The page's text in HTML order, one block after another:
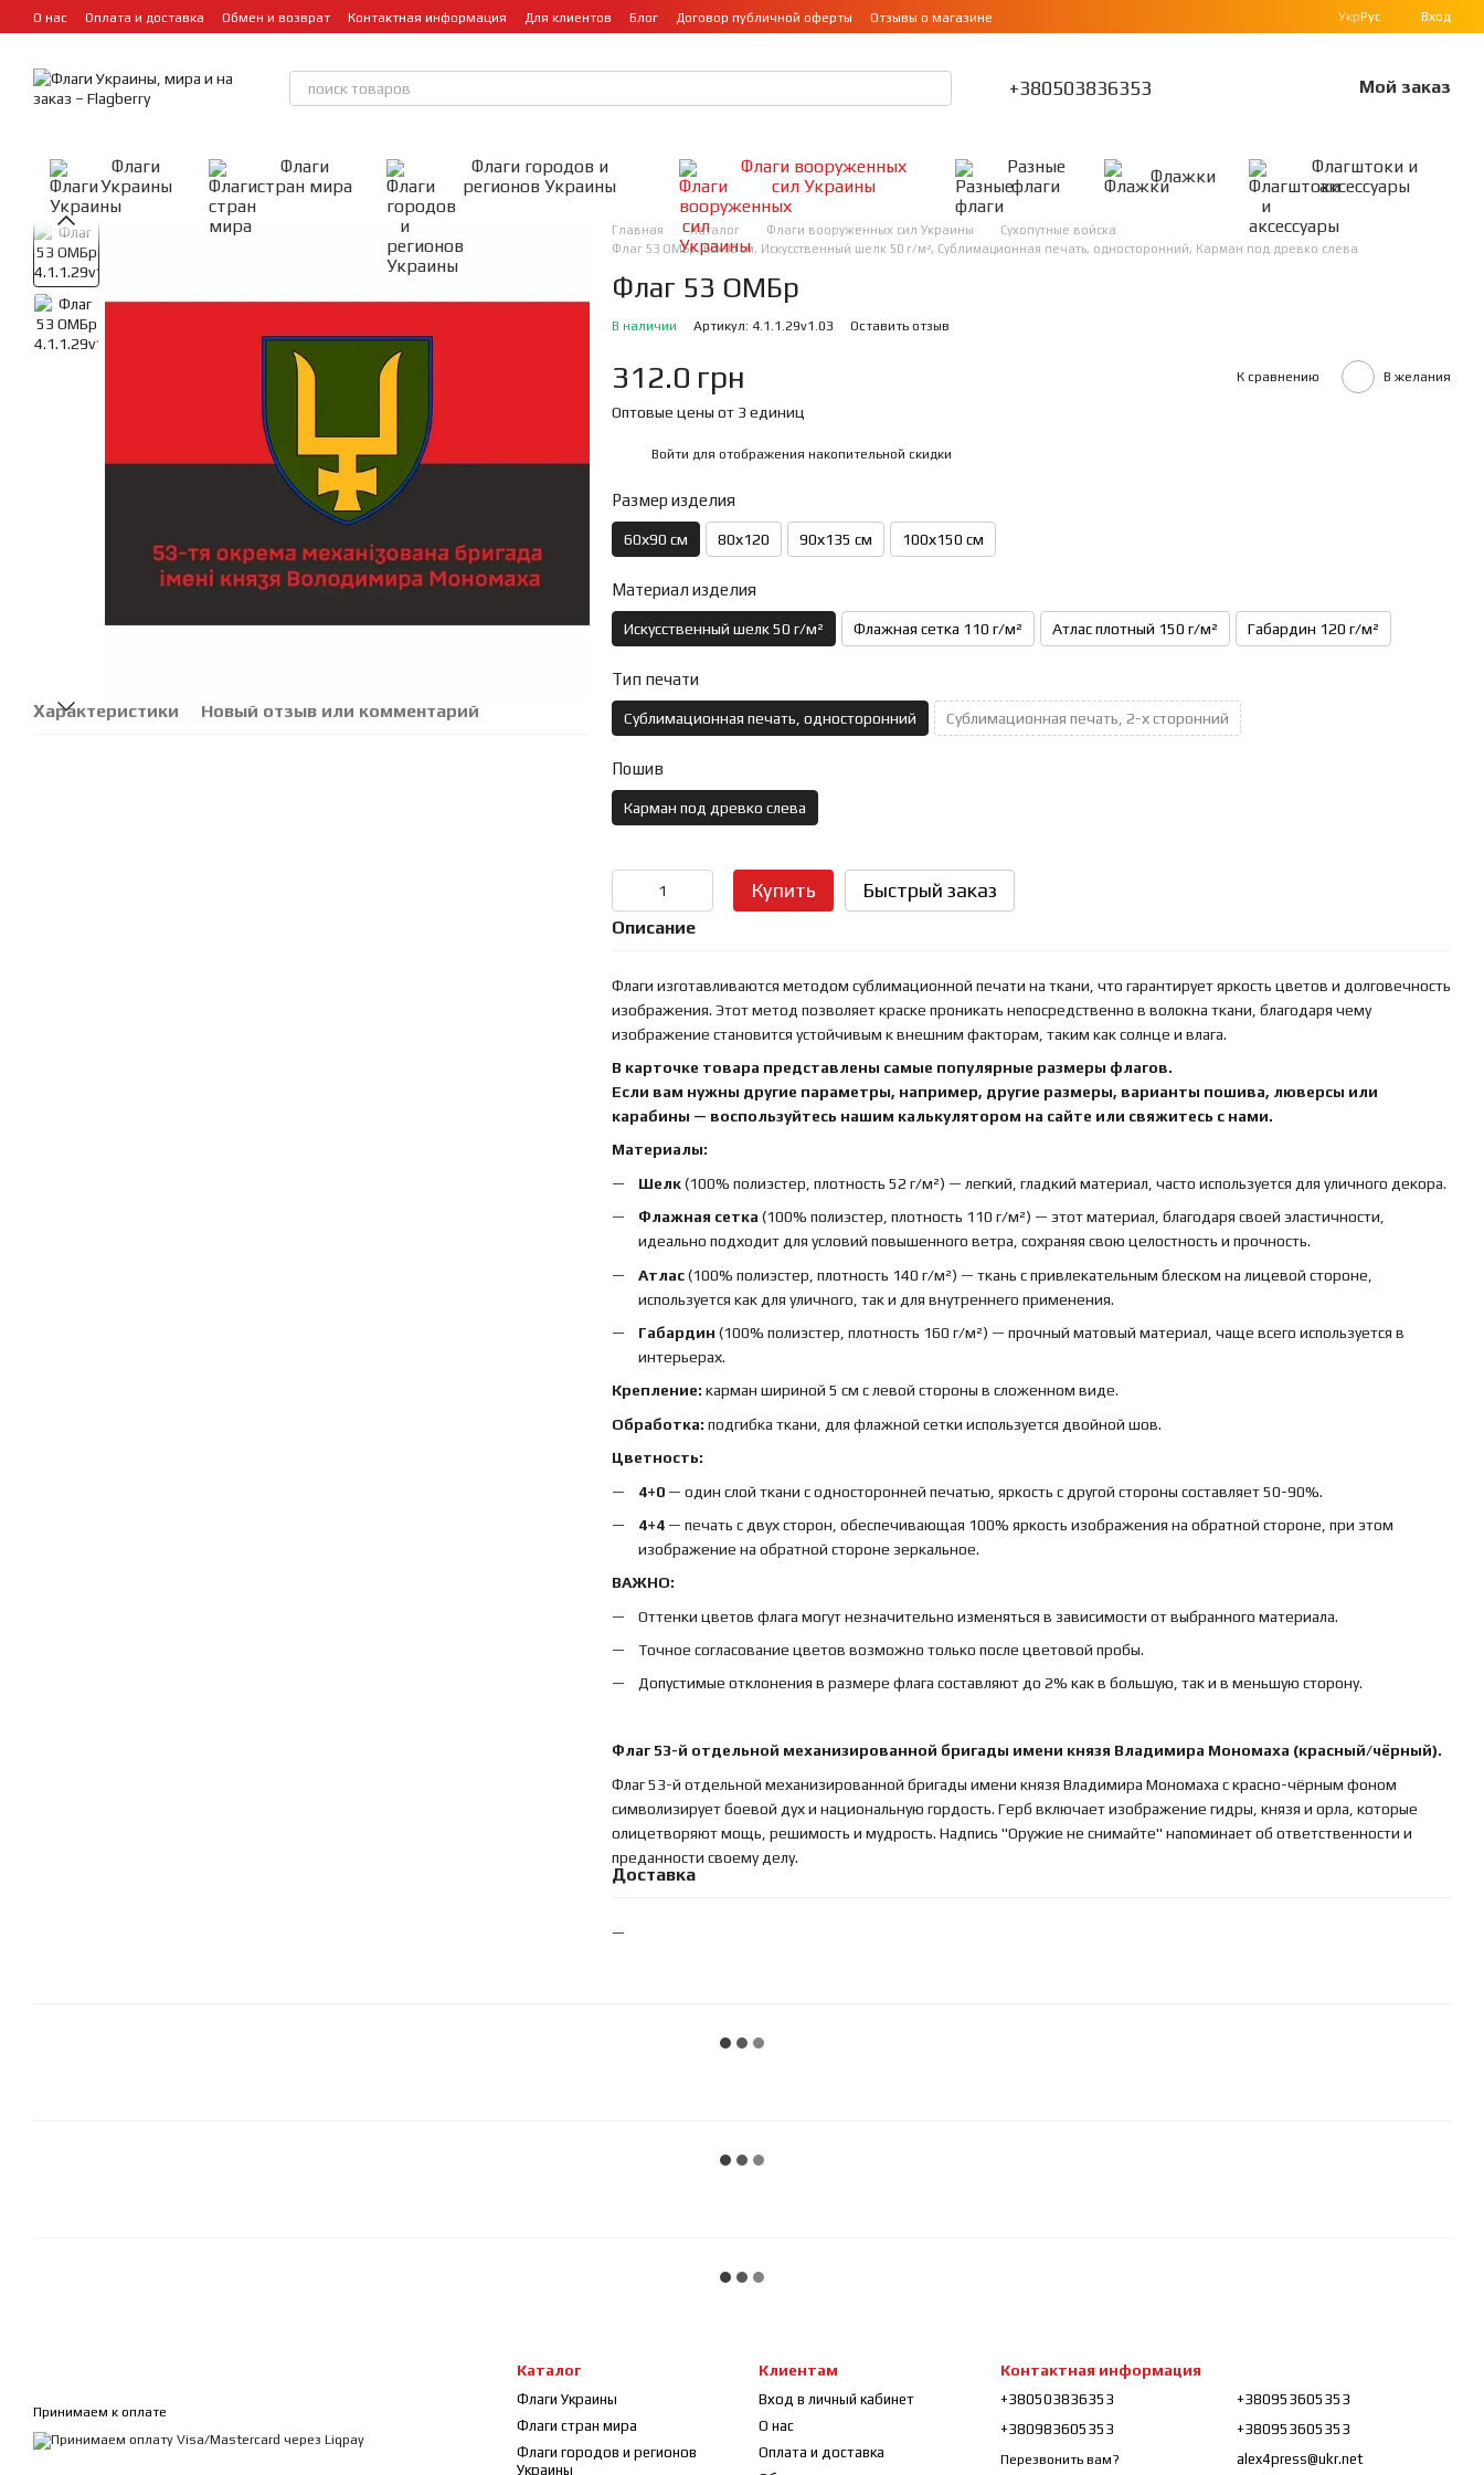
Перейти к основному контенту
О нас Оплата и доставка Обмен и возврат Контактная информация Для клиентов Блог Договор публичной оферты Отзывы о магазине УкрРус Вход
+380503836353 Мой заказ
Флаги
Украины
Флаги
стран мира
Флаги городов и
регионов Украины
Флаги вооруженных
сил Украины
Разные
флаги
Флажки
Флагштоки и
аксессуары
Характеристики Новый отзыв или комментарий
Главная Каталог Флаги вооруженных сил Украины
Сухопутные войска
Флаг 53 ОМБр, 60х90 см, Искусственный шелк 50 г/м², Сублимационная печать, односторонний, Карман под древко слева
Флаг 53 ОМБр
В наличии Артикул: 4.1.1.29v1.03 Оставить отзыв
312.0 грн К сравнению В желания
Оптовые цены от 3 единиц
Войти для отображения накопительной скидки
Размер изделия
60х90 см 80х120 90х135 см 100х150 см
Материал изделия
Искусственный шелк 50 г/м² Флажная сетка 110 г/м² Атлас плотный 150 г/м² Габардин 120 г/м²
Тип печати
Сублимационная печать, односторонний Сублимационная печать, 2-х сторонний
Пошив
Карман под древко слева
Купить Быстрый заказ
Описание
Флаги изготавливаются методом сублимационной печати на ткани, что гарантирует яркость цветов и долговечность
изображения. Этот метод позволяет краске проникать непосредственно в волокна ткани, благодаря чему
изображение становится устойчивым к внешним факторам, таким как солнце и влага.
В карточке товара представлены самые популярные размеры флагов.
Если вам нужны другие параметры, например, другие размеры, варианты пошива, люверсы или
карабины — воспользуйтесь нашим калькулятором на сайте или свяжитесь с нами.
Материалы:
Шелк(100% полиэстер, плотность 52 г/м²) — легкий, гладкий материал, часто используется для уличного декора.
Флажная сетка (100% полиэстер, плотность 110 г/м²) — этот материал, благодаря своей эластичности,
идеально подходит для условий повышенного ветра, сохраняя свою целостность и прочность.
Атлас(100% полиэстер, плотность 140 г/м²) — ткань с привлекательным блеском на лицевой стороне,
используется как для уличного, так и для внутреннего применения.
Габардин (100% полиэстер, плотность 160 г/м²) — прочный матовый материал, чаще всего используется в
интерьерах.
Крепление: карман шириной 5 см с левой стороны в сложенном виде.
Обработка: подгибка ткани, для флажной сетки используется двойной шов.
Цветность:
4+0— один слой ткани с односторонней печатью, яркость с другой стороны составляет 50-90%.
4+4— печать с двух сторон, обеспечивающая 100% яркость изображения на обратной стороне, при этом
изображение на обратной стороне зеркальное.
ВАЖНО:
Оттенки цветов флага могут незначительно изменяться в зависимости от выбранного материала.
Точное согласование цветов возможно только после цветовой пробы.
Допустимые отклонения в размере флага составляют до 2% как в большую, так и в меньшую сторону.
Флаг 53-й отдельной механизированной бригады имени князя Владимира Мономаха (красный/чёрный).
Флаг 53-й отдельной механизированной бригады имени князя Владимира Мономаха с красно-чёрным фоном
символизирует боевой дух и национальную гордость. Герб включает изображение гидры, князя и орла, которые
олицетворяют мощь, решимость и мудрость. Надпись "Оружие не снимайте" напоминает об ответственности и
преданности своему делу.
Доставка
Принимаем к оплате
Каталог
Флаги Украины
Флаги стран мира
Флаги городов и регионов
Украины
Клиентам
Вход в личный кабинет
О нас
Оплата и доставка
Контактная информация
+380503836353
+380983605353
Перезвонить вам?
+380953605353
+380953605353
alex4press@ukr.net